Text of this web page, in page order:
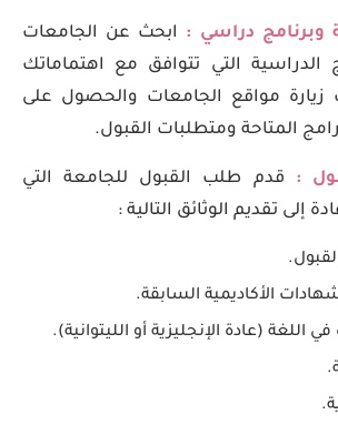
وبرنامج دراسي : ابحث عن الجامعات
الدراسية التي تتوافق مع اهتماماتك
زيارة مواقع الجامعات والحصول على
المتاحة ومتطلبات القبول.
: قدم طلب القبول للجامعة التي
إلى تقديم الوثائق التالية :
الأكاديمية السابقة.
في اللغة (عادة الإنجليزية أو الليتوانية).